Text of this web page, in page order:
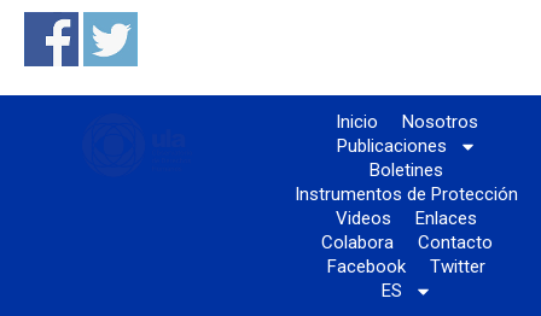
Inicio
Nosotros
Publicaciones
Boletines
Instrumentos de Protección
Videos
Enlaces
Colabora
Contacto
Facebook
Twitter
ES